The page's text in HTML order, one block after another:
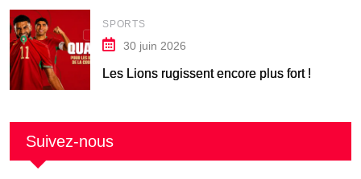
SPORTS
30 juin 2026
Les Lions rugissent encore plus fort !
Suivez-nous